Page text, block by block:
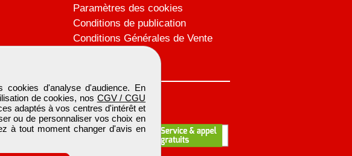
d'analyse d'audience. En
de cookies, nos CGV / CGU
adaptés à vos centres d'intérêt et
ou de personnaliser vos choix en
à tout moment changer d'avis en
Paramètres des cookies
Conditions de publication
Conditions Générales de Vente